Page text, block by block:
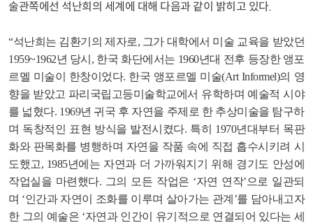
술관쪽에선 석난희의 세계에 대해 다음과 같이 밝히고 있다.
“석난희는 김환기의 제자로, 그가 대학에서 미술 교육을 받았던
1959~1962년 당시, 한국 화단에서는 1960년대 전후 등장한 앵포
르멜 미술이 한창이었다. 한국 앵포르멜 미술(Art Informel)의 영
향을 받았고 파리국립고등미술학교에서 유학하며 예술적 시야
를 넓혔다. 1969년 귀국 후 자연을 주제로 한 추상미술을 탐구하
며 독창적인 표현 방식을 발전시켰다. 특히 1970년대부터 목판
화와 판목화를 병행하며 자연을 작품 속에 직접 흡수시키려 시
도했고, 1985년에는 자연과 더 가까워지기 위해 경기도 안성에
작업실을 마련했다. 그의 모든 작업은 ‘자연 연작’으로 일관되
며 ‘인간과 자연이 조화를 이루며 살아가는 관계’를 담아내고자
한 그의 예술은 ‘자연과 인간이 유기적으로 연결되어 있다는 세